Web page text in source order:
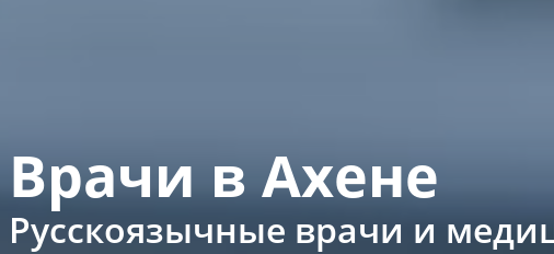
Врачи в Ахене
Русскоязычные врачи и